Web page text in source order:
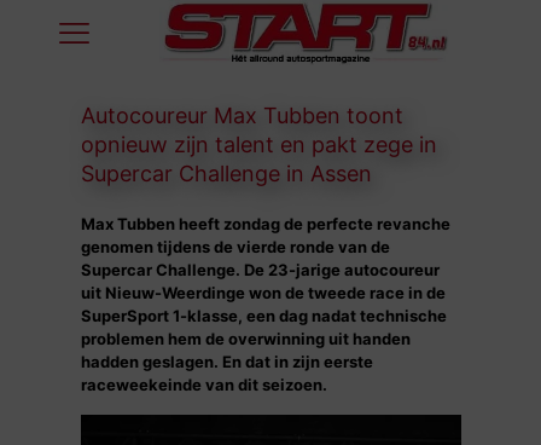
Autocoureur Max Tubben toont
opnieuw zijn talent en pakt zege in
Supercar Challenge in Assen
Max Tubben heeft zondag de perfecte revanche
genomen tijdens de vierde ronde van de
Supercar Challenge. De 23-jarige autocoureur
uit Nieuw-Weerdinge won de tweede race in de
SuperSport 1-klasse, een dag nadat technische
problemen hem de overwinning uit handen
hadden geslagen. En dat in zijn eerste
raceweekeinde van dit seizoen.